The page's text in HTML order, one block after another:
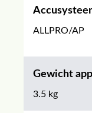
ALLPRO/AP
Gewicht
3.5 kg